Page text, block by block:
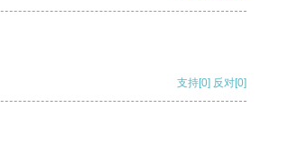
支持[0] 反对[0]